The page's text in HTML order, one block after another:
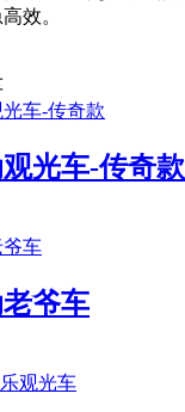
效。
光车-传奇款
爷车